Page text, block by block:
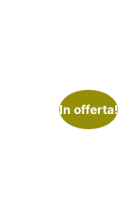
In offerta!